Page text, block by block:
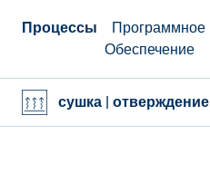
Процессы
Программное
Обеспечение
сушка | отверждение